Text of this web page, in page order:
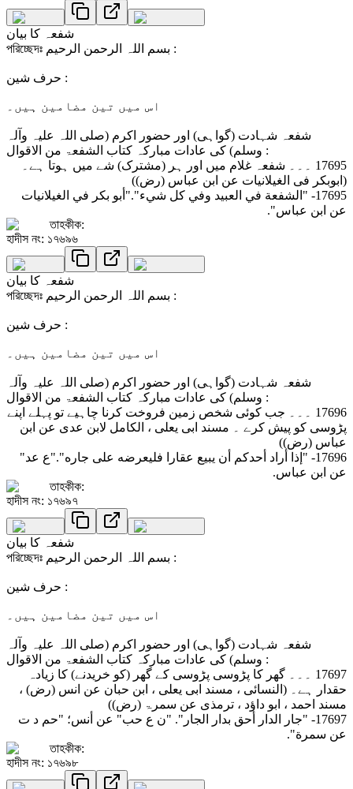
شفعہ کا بیان
পরিচ্ছেদঃ بسم اللہ الرحمن الرحیم :
حرف شین :
اس میں تین مضامین ہیں۔
شفعہ شہادت (گواہی) اور حضور اکرم (صلی اللہ علیہ وآلہ
وسلم) کی عادات مبارکہ کتاب الشفعۃ من الاقوال :
17695 ۔۔۔ شفعہ غلام میں اور ہر (مشترک) شے میں ہوتا ہے۔
(ابوبکر فی الغیلانیات عن ابن عباس (رض))
17695- "الشفعة في العبيد وفي كل شيء"."أبو بكر في الغيلانيات
عن ابن عباس".
তাহকীক:
হাদীস নং: ১৭৬৯৬
شفعہ کا بیان
পরিচ্ছেদঃ بسم اللہ الرحمن الرحیم :
حرف شین :
اس میں تین مضامین ہیں۔
شفعہ شہادت (گواہی) اور حضور اکرم (صلی اللہ علیہ وآلہ
وسلم) کی عادات مبارکہ کتاب الشفعۃ من الاقوال :
17696 ۔۔۔ جب کوئی شخص زمین فروخت کرنا چاہیے تو پہلے اپنے
پڑوسی کو پیش کرے ۔ مسند ابی یعلی ، الکامل لابن عدی عن ابن
عباس (رض))
17696- "إذا أراد أحدكم أن يبيع عقارا فليعرضه على جاره"."ع عد"
عن ابن عباس.
তাহকীক:
হাদীস নং: ১৭৬৯৭
شفعہ کا بیان
পরিচ্ছেদঃ بسم اللہ الرحمن الرحیم :
حرف شین :
اس میں تین مضامین ہیں۔
شفعہ شہادت (گواہی) اور حضور اکرم (صلی اللہ علیہ وآلہ
وسلم) کی عادات مبارکہ کتاب الشفعۃ من الاقوال :
17697 ۔۔۔ گھر کا پڑوسی پڑوسی کے گھر (کو خریدنے) کا زیادہ
حقدار ہے۔ (النسائی ، مسند ابی یعلی ، ابن حبان عن انس (رض) ،
مسند احمد ، ابو داؤد ، ترمذی عن سمرۃ (رض))
17697- "جار الدار أحق بدار الجار". "ن ع حب" عن أنس؛ "حم د ت
عن سمرة".
তাহকীক:
হাদীস নং: ১৭৬৯৮